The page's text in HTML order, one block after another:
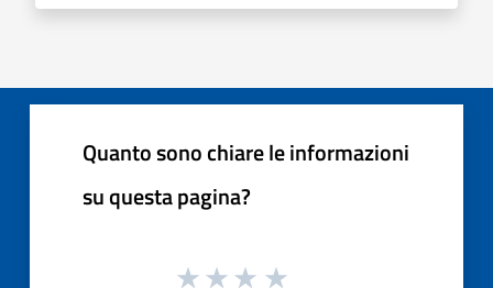
Quanto sono chiare le informazioni
su questa pagina?